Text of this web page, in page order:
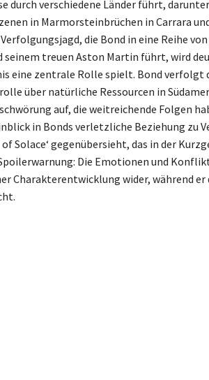
durch verschiedene Länder führt,
in Marmorsteinbrüchen in Carrara
die Bond in eine Reihe
seinem treuen Aston Martin führt, wird
eine zentrale Rolle spielt. Bond
über natürliche Ressourcen in
auf, die weitreichende Folgen
in Bonds verletzliche Beziehung zu
of Solace‘ gegenübersieht, das in der
Die Emotionen und
Charakterentwicklung wider, während